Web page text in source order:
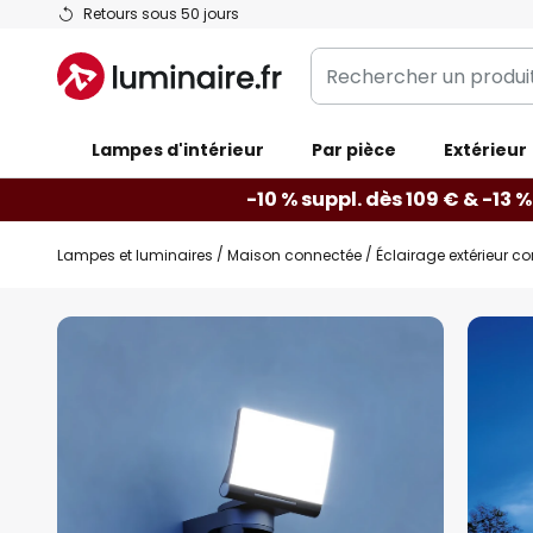
Retours sous 50 jours
Allez
contenu
Rechercher
un
catégorie...
Lampes d'intérieur Par pièce Extérieur
-10 % suppl. dès 109 € & -13
Lampes et luminaires Maison connectée Éclairage extérieur
Skip